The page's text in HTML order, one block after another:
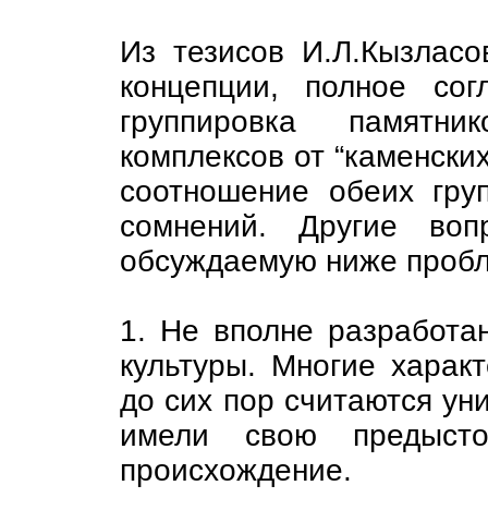
Из тезисов
концепции, полное
группировка
комплексов от
соотношение обеих
сомнений. Другие
обсуждаемую ниже
1. Не вполне
культуры. Многие
до сих пор считаются
имели свою
происхождение.